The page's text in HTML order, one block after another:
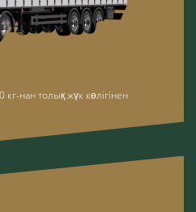
нан толық жүк көлігінен